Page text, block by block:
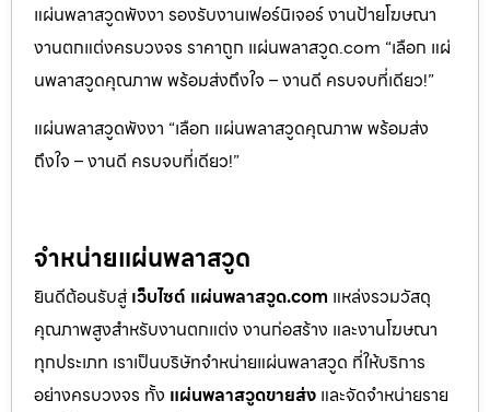
แผ่นพลาสวูดพังงา รองรับงานเฟอร์นิเจอร์ งานป้ายโฆษณา
งานตกแต่งครบวงจร ราคาถูก แผ่นพลาสวูด.com “เลือก แผ่
นพลาสวูดคุณภาพ พร้อมส่งถึงใจ – งานดี ครบจบที่เดียว!”
แผ่นพลาสวูดพังงา “เลือก แผ่นพลาสวูดคุณภาพ พร้อมส่ง
ถึงใจ – งานดี ครบจบที่เดียว!”
จำหน่ายแผ่นพลาสวูด
ยินดีต้อนรับสู่ เว็บไซต์ แผ่นพลาสวูด.com แหล่งรวมวัสดุ
คุณภาพสูงสำหรับงานตกแต่ง งานก่อสร้าง และงานโฆษณา
ทุกประเภท เราเป็นบริษัทจำหน่ายแผ่นพลาสวูด ที่ให้บริการ
อย่างครบวงจร ทั้ง แผ่นพลาสวูดขายส่ง และจัดจำหน่ายราย